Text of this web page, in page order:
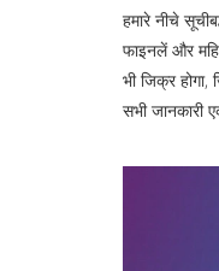
हमारे नीचे
फाइनलें और
भी जिक्र
सभी जानकारी